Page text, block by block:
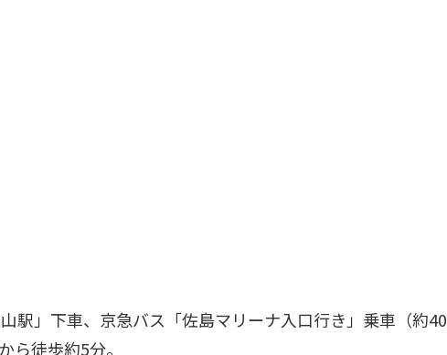
駅」下車、京急バス「佐島マリーナ入口行き」乗車（約40
ら徒歩約5分。